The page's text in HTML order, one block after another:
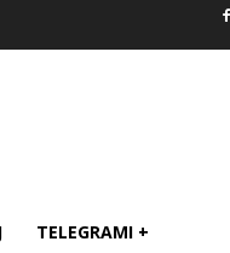
TELEGRAMI +